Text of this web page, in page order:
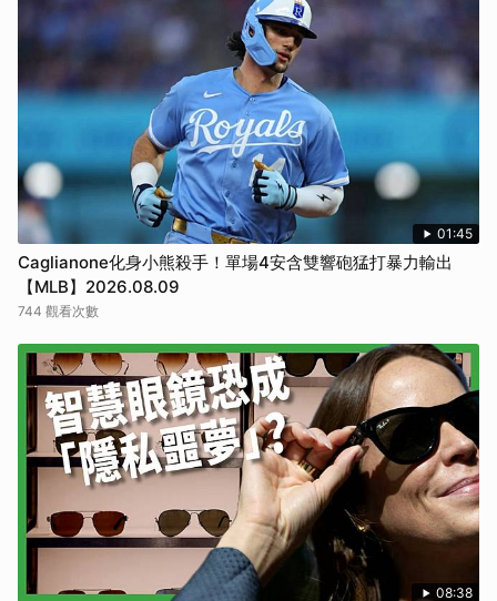
01:45
Caglianone化身小熊殺手！單場4安含雙響砲猛打暴力輸出
【MLB】2026.08.09
744 觀看次數
08:38